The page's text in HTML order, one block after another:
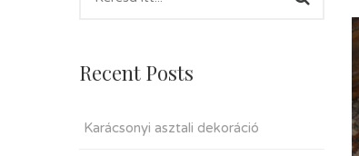
Recent Posts
Karácsonyi asztali dekoráció